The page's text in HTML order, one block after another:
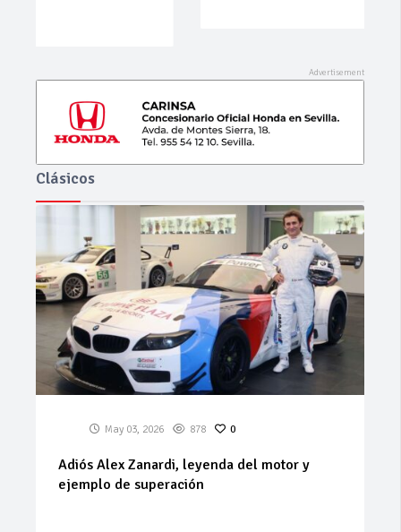
Clásicos
May 03, 2026 878 0
Adiós Alex Zanardi, leyenda del motor y
ejemplo de superación